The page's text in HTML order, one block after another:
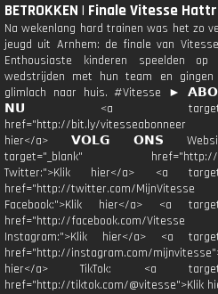
BETROKKEN | Finale Vitesse
Na wekenlang hard trainen was het zo
jeugd uit Arnhem: de finale van
Enthousiaste kinderen speelden op
wedstrijden met hun team en
glimlach naar huis. #Vitesse ►
𝗡𝗨 <a
href="http://bit.ly/
hier</a> 𝗩𝗢𝗟𝗚 𝗢𝗡𝗦
target="_blank" href="http://
Twitter:">Klik hier</a> <a
href="http://twitter.com/MijnVitesse
Facebook:">Klik hier</a> <a
href="http://facebook.com/Vitesse
Instagram:">Klik hier</a> <a
href="http://instagram.com/
hier</a> TikTok: <a
href="http://tiktok.com/@vitesse">Klik